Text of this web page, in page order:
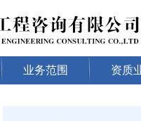
业务范围 资质